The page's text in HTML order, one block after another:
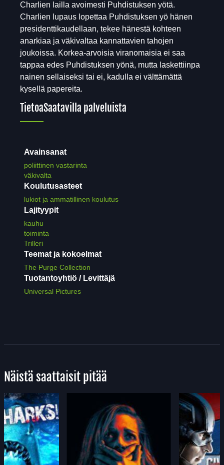
Charlien lailla avoimesti Puhdistuksen yötä.
Charlien lupaus lopettaa Puhdistuksen yö hänen
presidenttikaudellaan, tekee hänestä kohteen
anarkiaa ja väkivaltaa kannattavien tahojen
joukoissa. Korkea-arvoisia viranomaisia ei saa
tappaa edes Puhdistuksen yönä, mutta laskettiinpa
nainen sellaiseksi tai ei, kadulla ei välttämättä
kysellä papereita.
TietoaSaatavilla palveluista
Avainsanat
poliittinen vastarinta
väkivalta
Koulutusasteet
lukiot ja ammatillinen koulutus
Lajityypit
kauhu
toiminta
Trilleri
Teemat ja kokoelmat
The Purge Collection
Tuotantoyhtiö / Levittäjä
Universal Pictures
Näistä saattaisit pitää